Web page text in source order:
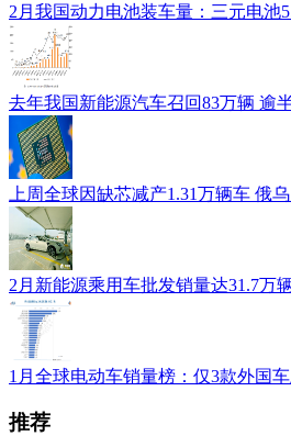
2月我国动力电池装车量：三元电池
去年我国新能源汽车召回83万辆 逾
上周全球因缺芯减产1.31万辆车 俄
2月新能源乘用车批发销量达31.7万
1月全球电动车销量榜：仅3款外国
推荐